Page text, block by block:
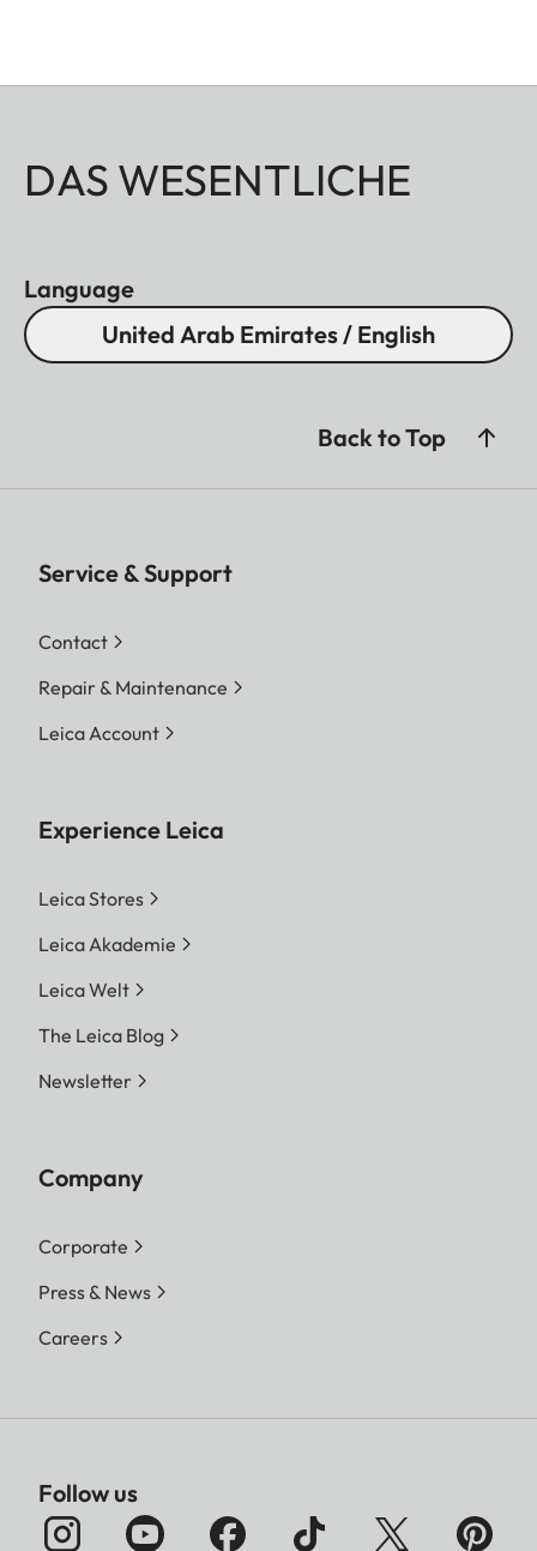
DAS WESENTLICHE
Language
United Arab Emirates / English
Back to Top
Service & Support
Contact
Repair & Maintenance
Leica Account
Experience Leica
Leica Stores
Leica Akademie
Leica Welt
The Leica Blog
Newsletter
Company
Corporate
Press & News
Careers
Follow us